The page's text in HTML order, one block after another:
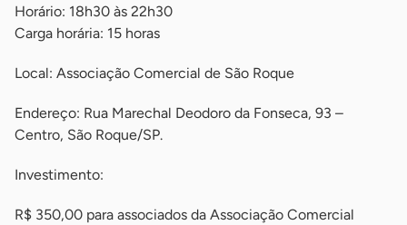
Horário: 18h30 às 22h30
Carga horária: 15 horas
Local: Associação Comercial de São Roque
Endereço: Rua Marechal Deodoro da Fonseca, 93 –
Centro, São Roque/SP.
Investimento:
R$ 350,00 para associados da Associação Comercial